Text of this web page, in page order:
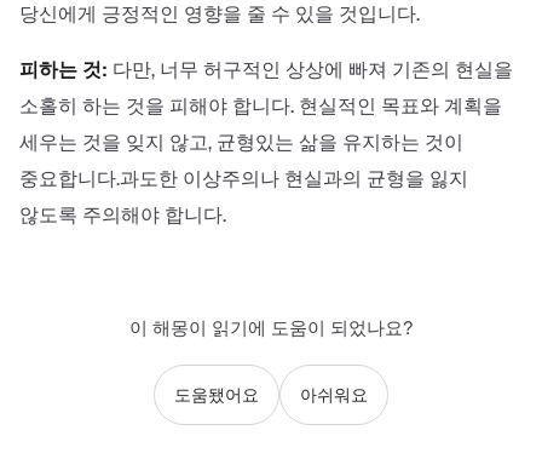
당신에게 긍정적인 영향을 줄 수 있을 것입니다.
피하는 것: 다만, 너무 허구적인 상상에 빠져 기존의 현실을
소홀히 하는 것을 피해야 합니다. 현실적인 목표와 계획을
세우는 것을 잊지 않고, 균형있는 삶을 유지하는 것이
중요합니다.과도한 이상주의나 현실과의 균형을 잃지
않도록 주의해야 합니다.
이 해몽이 읽기에 도움이 되었나요?
도움됐어요 아쉬워요